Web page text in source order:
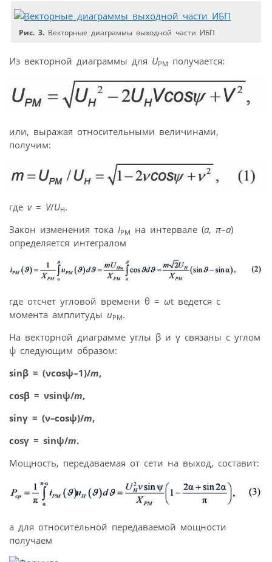
Рис. 3. Векторные диаграммы выходной части ИБП
Из векторной диаграммы для UPM получается:
или, выражая относительными величинами,
получим:
где v= V/UН.
Закон изменения тока IРМ на интервале (a, π–a)
определяется интегралом
где отсчет угловой времени θ = ωt ведется с
момента амплитуды uРМ.
На векторной диаграмме углы β и γ связаны с углом
ψ следующим образом:
sinβ = (νcosψ–1)/m,
cosβ = νsinψ/m,
sinγ = (ν–cosψ)/m,
cosγ = sinψ/m.
Мощность, передаваемая от сети на выход, составит:
а для относительной передаваемой мощности
получаем